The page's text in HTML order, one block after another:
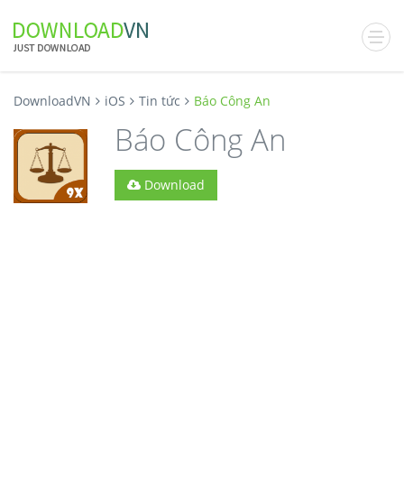
DownloadVN iOS Tin tức Báo Công An
Báo Công An
Download